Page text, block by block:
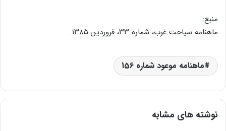
منبع:
ماهنامه سیاحت غرب، شماره ۳۳، فروردین ۱۳۸۵.
ماهنامه موعود شماره 156
نوشته های مشابه